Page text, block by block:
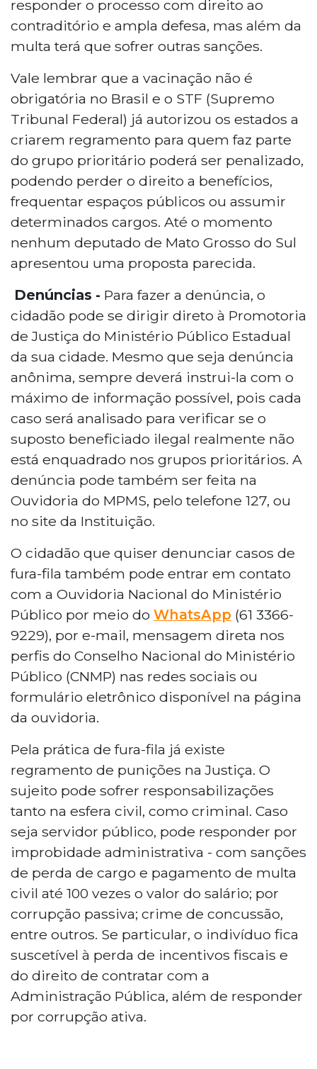
responder o processo com direito ao
contraditório e ampla defesa, mas além da
multa terá que sofrer outras sanções.
Vale lembrar que a vacinação não é
obrigatória no Brasil e o STF (Supremo
Tribunal Federal) já autorizou os estados a
criarem regramento para quem faz parte
do grupo prioritário poderá ser penalizado,
podendo perder o direito a benefícios,
frequentar espaços públicos ou assumir
determinados cargos. Até o momento
nenhum deputado de Mato Grosso do Sul
apresentou uma proposta parecida.
Denúncias - Para fazer a denúncia, o
cidadão pode se dirigir direto à Promotoria
de Justiça do Ministério Público Estadual
da sua cidade. Mesmo que seja denúncia
anônima, sempre deverá instrui-la com o
máximo de informação possível, pois cada
caso será analisado para verificar se o
suposto beneficiado ilegal realmente não
está enquadrado nos grupos prioritários. A
denúncia pode também ser feita na
Ouvidoria do MPMS, pelo telefone 127, ou
no site da Instituição.
O cidadão que quiser denunciar casos de
fura-fila também pode entrar em contato
com a Ouvidoria Nacional do Ministério
Público por meio do WhatsApp (61 3366-
9229), por e-mail, mensagem direta nos
perfis do Conselho Nacional do Ministério
Público (CNMP) nas redes sociais ou
formulário eletrônico disponível na página
da ouvidoria.
Pela prática de fura-fila já existe
regramento de punições na Justiça. O
sujeito pode sofrer responsabilizações
tanto na esfera civil, como criminal. Caso
seja servidor público, pode responder por
improbidade administrativa - com sanções
de perda de cargo e pagamento de multa
civil até 100 vezes o valor do salário; por
corrupção passiva; crime de concussão,
entre outros. Se particular, o indivíduo fica
suscetível à perda de incentivos fiscais e
do direito de contratar com a
Administração Pública, além de responder
por corrupção ativa.